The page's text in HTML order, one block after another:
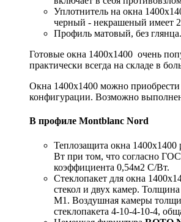
Уплотнитель на окна
черный - некрашеный имеет 2
Профиль матовый, без
Готовые окна 1400x1400 очень
практически всегда на складе в
Окна 1400x1400 можно приобрести
конфигурации. Возможно
В профиле Montblanc Nord
Теплозащита окна
Вт при том, что согласно
коэффициента 0,54м2 С/Вт.
Стеклопакет для окна
стекол и двух камер.
М1. Воздушная камеры
стеклопакета 4-10-4-10-4,